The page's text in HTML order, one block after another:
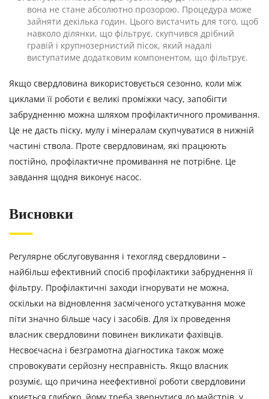
вона не стане абсолютно прозорою. Процедура може
зайняти декілька годин. Цього вистачить для того, щоб
навколо ділянки, що фільтрує, скупчився дрібний
гравій і крупнозернистий пісок, який надалі
виступатиме додатковим компонентом, що фільтрує.
Якщо свердловина використовується сезонно, коли між
циклами її роботи є великі проміжки часу, запобігти
забрудненню можна шляхом профілактичного промивання.
Це не дасть піску, мулу і мінералам скупчуватися в нижній
частині ствола. Проте свердловинам, які працюють
постійно, профілактичне промивання не потрібне. Це
завдання щодня виконує насос.
Висновки
Регулярне обслуговування і техогляд свердловини –
найбільш ефективний спосіб профілактики забруднення її
фільтру. Профілактичні заходи ігнорувати не можна,
оскільки на відновлення засміченого устаткування може
піти значно більше часу і засобів. Для їх проведення
власник свердловини повинен викликати фахівців.
Несвоєчасна і безграмотна діагностика також може
спровокувати серйозну несправність. Якщо власник
розуміє, що причина неефективної роботи свердловини